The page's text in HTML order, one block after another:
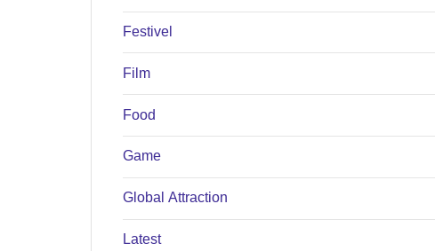
Festivel
Film
Food
Game
Global Attraction
Latest